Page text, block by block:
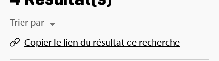
Trier par
Copier le lien du résul­tat de recherche